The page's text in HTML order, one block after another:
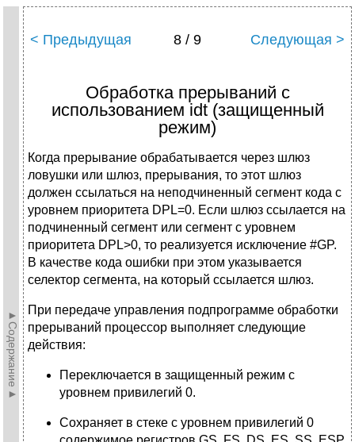
►Содержание►
< Предыдущая 8 / 9 Следующая >
Обработка прерываний с
использованием idt (защищенный
режим)
Когда прерывание обрабатывается через шлюз
ловушки или шлюз, прерывания, то этот шлюз
должен ссылаться на неподчиненный сегмент кода с
уровнем приоритета DPL=0. Если шлюз ссылается на
подчиненный сегмент или сегмент с уровнем
приоритета DPL>0, то реализуется исключение #GP.
В качестве кода ошибки при этом указывается
селектор сегмента, на который ссылается шлюз.
При передаче управления подпрограмме обработки
прерываний процессор выполняет следующие
действия:
Переключается в защищенный режим с
уровнем привилегий 0.
Сохраняет в стеке с уровнем привилегий 0